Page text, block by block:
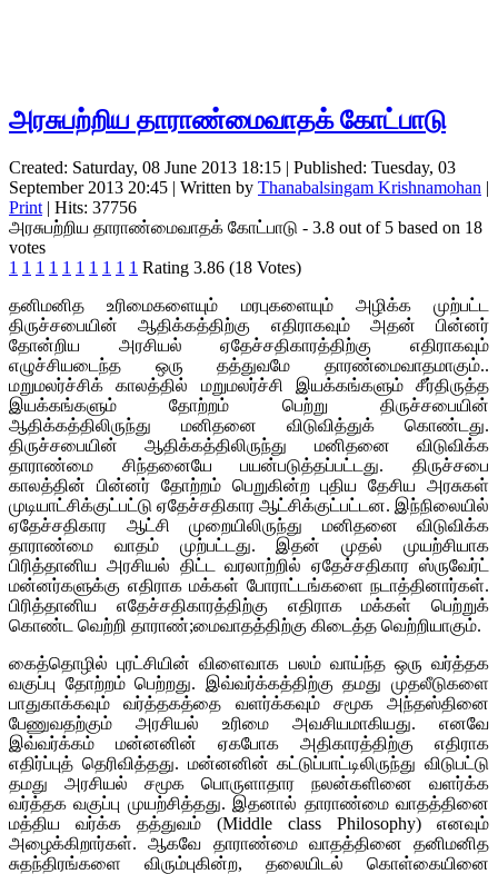
அரசுபற்றிய தாராண்மைவாதக் கோட்பாடு
Created: Saturday, 08 June 2013 18:15 | Published: Tuesday, 03
September 2013 20:45 | Written by Thanabalsingam Krishnamohan |
Print | Hits: 37756
அரசுபற்றிய தாராண்மைவாதக் கோட்பாடு - 3.8 out of 5 based on 18
votes
1 1 1 1 1 1 1 1 1 1 Rating 3.86 (18 Votes)
தனிமனித உரிமைகளையும் மரபுகளையும் அழிக்க முற்பட்ட
திருச்சபையின் ஆதிக்கத்திற்கு எதிராகவும் அதன் பின்னர்
தோன்றிய அரசியல் ஏதேச்சதிகாரத்திற்கு எதிராகவும்
எழுச்சியடைந்த ஒரு தத்துவமே தாரண்மைவாதமாகும்..
மறுமலர்ச்சிக் காலத்தில் மறுமலர்ச்சி இயக்கங்களும் சீர்திருத்த
இயக்கங்களும் தோற்றம் பெற்று திருச்சபையின்
ஆதிக்கத்திலிருந்து மனிதனை விடுவித்துக் கொண்டது.
திருச்சபையின் ஆதிக்கத்திலிருந்து மனிதனை விடுவிக்க
தாராண்மை சிந்தனையே பயன்படுத்தப்பட்டது. திருச்சபை
காலத்தின் பின்னர் தோற்றம் பெறுகின்ற புதிய தேசிய அரசுகள்
முடியாட்சிக்குட்பட்டு ஏதேச்சதிகார ஆட்சிக்குட்பட்டன. இந்நிலையில்
ஏதேச்சதிகார ஆட்சி முறையிலிருந்து மனிதனை விடுவிக்க
தாராண்மை வாதம் முற்பட்டது. இதன் முதல் முயற்சியாக
பிரித்தானிய அரசியல் திட்ட வரலாற்றில் ஏதேச்சதிகார ஸ்ருவேர்ட்
மன்னர்களுக்கு எதிராக மக்கள் போராட்டங்களை நடாத்தினார்கள்.
பிரித்தானிய எதேச்சதிகாரத்திற்கு எதிராக மக்கள் பெற்றுக்
கொண்ட வெற்றி தாராண்;மைவாதத்திற்கு கிடைத்த வெற்றியாகும்.
கைத்தொழில் புரட்சியின் விளைவாக பலம் வாய்ந்த ஒரு வர்த்தக
வகுப்பு தோற்றம் பெற்றது. இவ்வர்க்கத்திற்கு தமது முதலீடுகளை
பாதுகாக்கவும் வர்த்தகத்தை வளர்க்கவும் சமூக அந்தஸ்தினை
பேணுவதற்கும் அரசியல் உரிமை அவசியமாகியது. எனவே
இவ்வர்க்கம் மன்னனின் ஏகபோக அதிகாரத்திற்கு எதிராக
எதிர்ப்புத் தெரிவித்தது. மன்னனின் கட்டுப்பாட்டிலிருந்து விடுபட்டு
தமது அரசியல் சமூக பொருளாதார நலன்களினை வளர்க்க
வர்த்தக வகுப்பு முயற்சித்தது. இதனால் தாராண்மை வாதத்தினை
மத்திய வர்க்க தத்துவம் (Middle class Philosophy) எனவும்
அழைக்கிறார்கள். ஆகவே தாராண்மை வாதத்தினை தனிமனித
சுதந்திரங்களை விரும்புகின்ற, தலையிடல் கொள்கையினை